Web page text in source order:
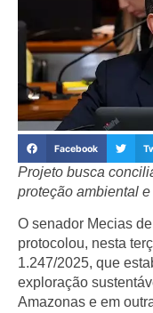
Facebook
Projeto busca
proteção ambiental
O senador Mecias
protocolou, nesta
1.247/2025, que
exploração
Amazonas e em